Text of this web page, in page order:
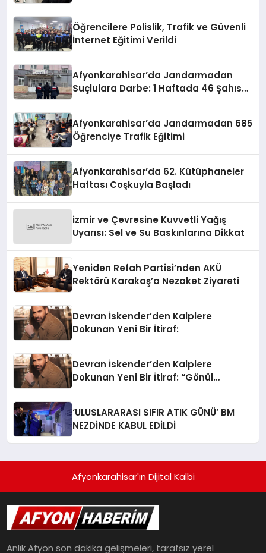
Öğrencilere Polislik, Trafik ve Güvenli
İnternet Eğitimi Verildi
Afyonkarahisar’da Jandarmadan
Suçlulara Darbe: 1 Haftada 46 Şahıs
Afyonkarahisar’da Jandarmadan 685
Öğrenciye Trafik Eğitimi
Afyonkarahisar’da 62. Kütüphaneler
Haftası Coşkuyla Başladı
izmir ve Çevresine Kuvvetli Yağış
Uyarısı: Sel ve Su Baskınlarına Dikkat
Yeniden Refah Partisi’nden AKÜ
Rektörü Karakaş’a Nezaket Ziyareti
Devran İskender’den Kalplere
Dokunan Yeni Bir İtiraf:
Devran İskender’den Kalplere
Dokunan Yeni Bir İtiraf: “Gönül
‘ULUSLARARASI SIFIR ATIK GÜNÜ’ BM
NEZDİNDE KABUL EDİLDİ
Afyonkarahisar'ın Dijital Kalbi
Anlık Afyon son dakika gelişmeleri, tarafsız yerel